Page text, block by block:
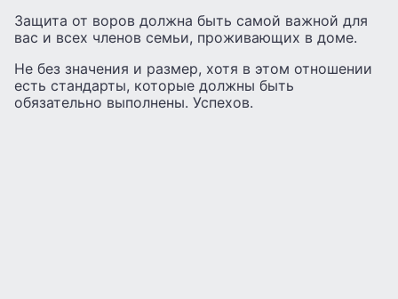
Защита от воров должна быть самой важной для
вас и всех членов семьи, проживающих в доме.
Не без значения и размер, хотя в этом отношении
есть стандарты, которые должны быть
обязательно выполнены. Успехов.